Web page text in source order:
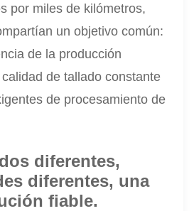
por miles de kilómetros,
un objetivo común:
de la producción
de tallado constante
de procesamiento de
diferentes,
diferentes, una
fiable.